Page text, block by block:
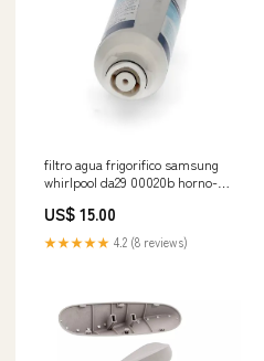
filtro agua frigorifico samsung
whirlpool da29 00020b horno-
US$ 15.00
★★★★★ 4.2 (8 reviews)